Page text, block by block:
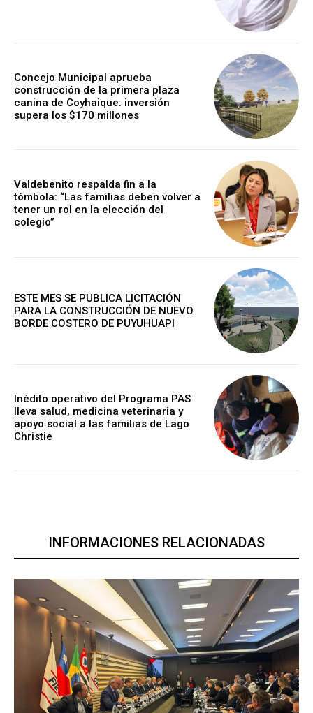
Concejo Municipal aprueba
construcción de la primera plaza
canina de Coyhaique: inversión
supera los $170 millones
Valdebenito respalda fin a la
tómbola: “Las familias deben volver a
tener un rol en la elección del
colegio”
ESTE MES SE PUBLICA LICITACIÓN
PARA LA CONSTRUCCIÓN DE NUEVO
BORDE COSTERO DE PUYUHUAPI
Inédito operativo del Programa PAS
lleva salud, medicina veterinaria y
apoyo social a las familias de Lago
Christie
INFORMACIONES RELACIONADAS